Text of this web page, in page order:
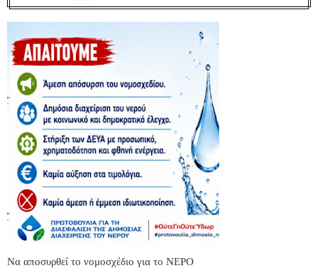
Να αποσυρθεί το νομοσχέδιο για το ΝΕΡΟ